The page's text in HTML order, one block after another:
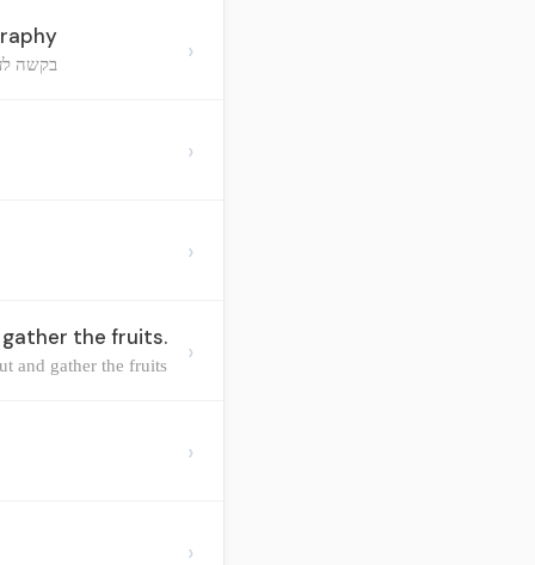
בקשה ›
›
›
the fruits.
and gather the fruits. ›
›
›